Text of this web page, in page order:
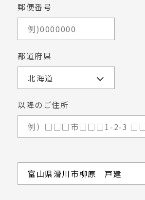
郵便番号
都道府県
以降のご住所